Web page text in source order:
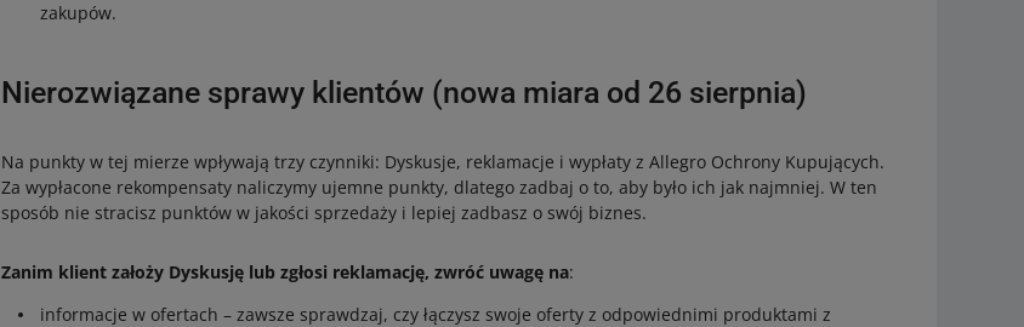
zakupów.
Nierozwiązane sprawy klientów (nowa miara od 26 sierpnia)
Na punkty w tej mierze wpływają trzy czynniki: Dyskusje, reklamacje i wypłaty z Allegro Ochrony Kupujących.
Za wypłacone rekompensaty naliczymy ujemne punkty, dlatego zadbaj o to, aby było ich jak najmniej. W ten
sposób nie stracisz punktów w jakości sprzedaży i lepiej zadbasz o swój biznes.
Zanim klient założy Dyskusję lub zgłosi reklamację, zwróć uwagę na:
informacje w ofertach – zawsze sprawdzaj, czy łączysz swoje oferty z odpowiednimi produktami z